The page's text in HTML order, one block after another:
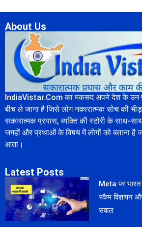
About Us
IndiaVistar.Com का मकसद अपने देश के
बीच ले जाना है जिसे लोग नकारात्मक सोच की
सकारात्मक प्रयास, व्यक्ति की स्टोरी के साथ-
जगहों और प्रथाओं के विषय में लोगों को बताना है
आता।
Latest Posts
Meta पर
स्कैम विज्ञापन
सवाल